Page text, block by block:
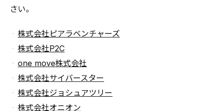
さい。
株式会社ピアラベンチャーズ
株式会社P2C
one move株式会社
株式会社サイバースター
株式会社ジョシュアツリー
株式会社オニオン